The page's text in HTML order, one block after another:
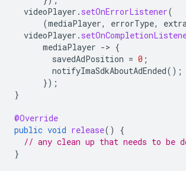
videoPlayer.setOnErrorListener
(mediaPlayer, errorType,
videoPlayer.
mediaPlayer -
savedAdPosition
=
notifyImaSdkAboutAdEnded
@Override
public void release ()
// any clean up that needs to be